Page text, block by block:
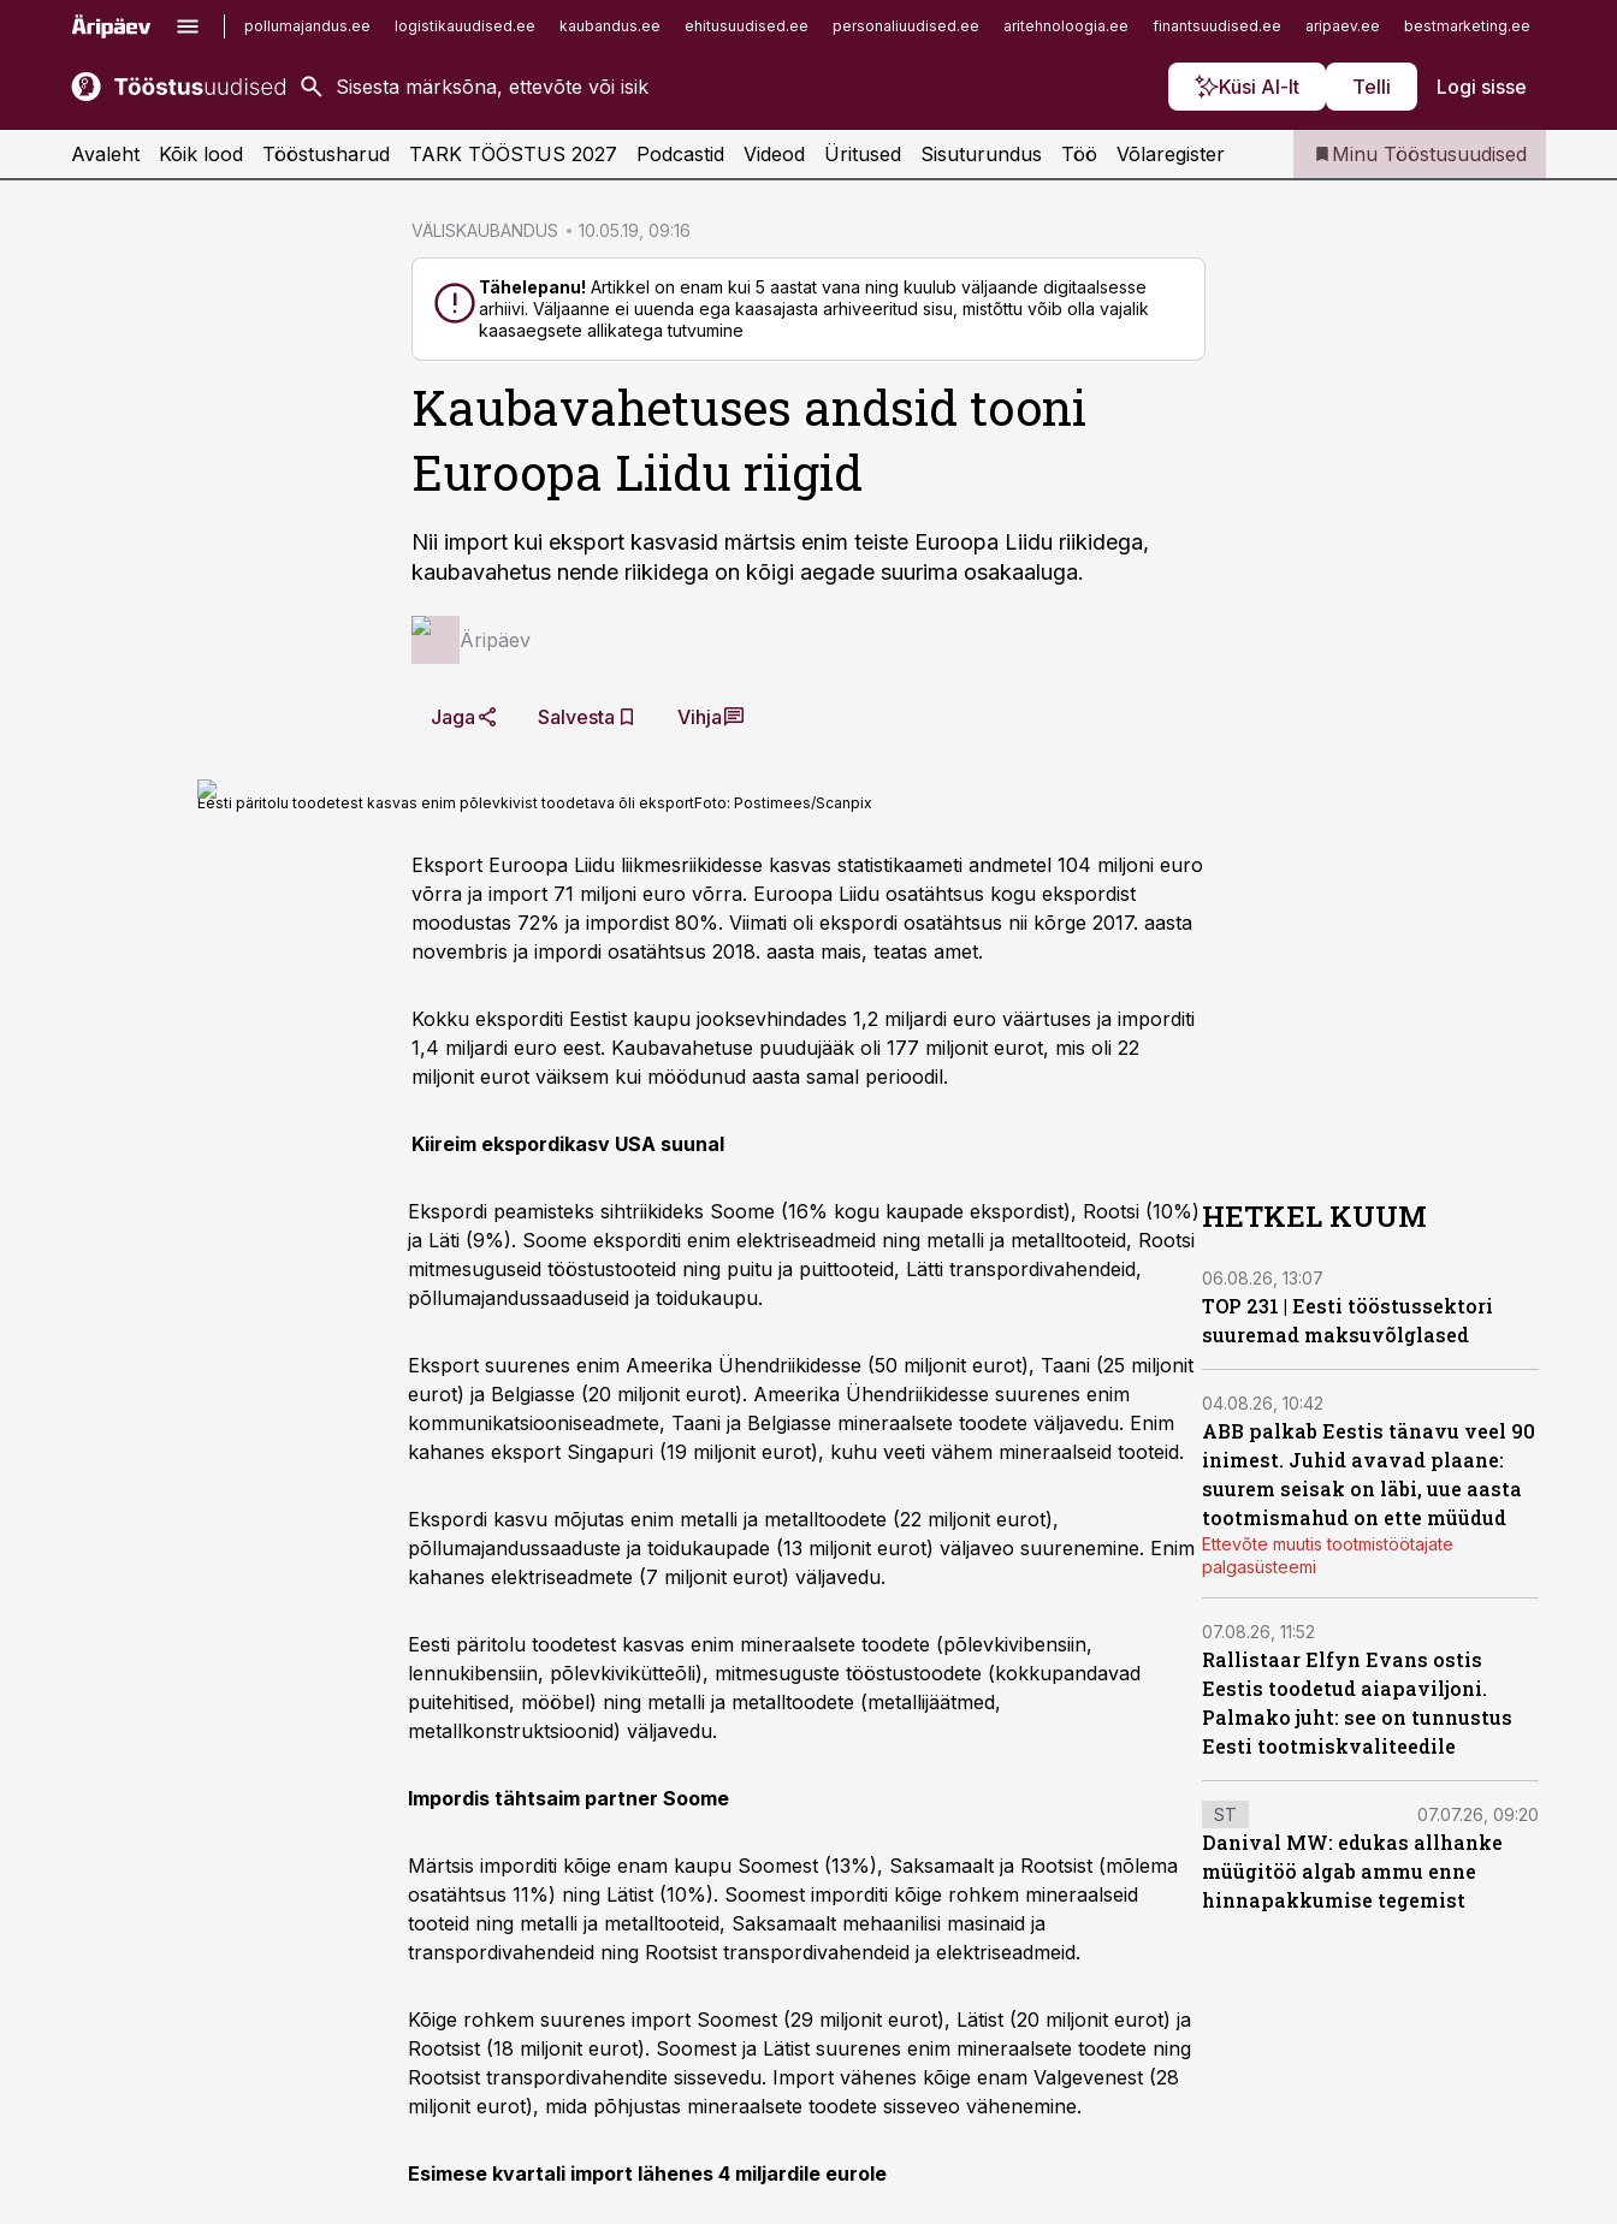
pollumajandus.ee logistikauudised.ee kaubandus.ee ehitusuudised.ee personaliuudised.ee aritehnoloogia.ee finantsuudised.ee aripaev.ee bestmarketing.ee
Küsi AI-lt Telli Logi sisse
kaubandus.ee
kinnisvarauudised.ee
imelineajalugu.ee
Infopank
Iseteenindus
Telli Tööstusuudised
Avaleht Kõik lood Tööstusharud TARK TÖÖSTUS 2027 Podcastid Videod Üritused Sisuturundus Töö Võlaregister Minu Tööstusuudised
VÄLISKAUBANDUS 10.05.19, 09:16
Tähelepanu! Artikkel on enam kui 5 aastat vana ning kuulub väljaande digitaalsesse
arhiivi. Väljaanne ei uuenda ega kaasajasta arhiveeritud sisu, mistõttu võib olla vajalik
kaasaegsete allikatega tutvumine
Kaubavahetuses andsid tooni
Euroopa Liidu riigid
Nii import kui eksport kasvasid märtsis enim teiste Euroopa Liidu riikidega,
kaubavahetus nende riikidega on kõigi aegade suurima osakaaluga.
Äripäev
Jaga Salvesta Vihja
Eesti päritolu toodetest kasvas enim põlevkivist toodetava õli eksportFoto: Postimees/Scanpix
Eksport Euroopa Liidu liikmesriikidesse kasvas statistikaameti andmetel 104 miljoni euro
võrra ja import 71 miljoni euro võrra. Euroopa Liidu osatähtsus kogu ekspordist
moodustas 72% ja impordist 80%. Viimati oli ekspordi osatähtsus nii kõrge 2017. aasta
novembris ja impordi osatähtsus 2018. aasta mais, teatas amet.
Kokku eksporditi Eestist kaupu jooksevhindades 1,2 miljardi euro väärtuses ja imporditi
1,4 miljardi euro eest. Kaubavahetuse puudujääk oli 177 miljonit eurot, mis oli 22
miljonit eurot väiksem kui möödunud aasta samal perioodil.
Kiireim ekspordikasv USA suunal
Ekspordi peamisteks sihtriikideks Soome (16% kogu kaupade ekspordist), Rootsi (10%)
ja Läti (9%). Soome eksporditi enim elektriseadmeid ning metalli ja metalltooteid, Rootsi
mitmesuguseid tööstustooteid ning puitu ja puittooteid, Lätti transpordivahendeid,
põllumajandussaaduseid ja toidukaupu.
Eksport suurenes enim Ameerika Ühendriikidesse (50 miljonit eurot), Taani (25 miljonit
eurot) ja Belgiasse (20 miljonit eurot). Ameerika Ühendriikidesse suurenes enim
kommunikatsiooniseadmete, Taani ja Belgiasse mineraalsete toodete väljavedu. Enim
kahanes eksport Singapuri (19 miljonit eurot), kuhu veeti vähem mineraalseid tooteid.
Ekspordi kasvu mõjutas enim metalli ja metalltoodete (22 miljonit eurot),
põllumajandussaaduste ja toidukaupade (13 miljonit eurot) väljaveo suurenemine. Enim
kahanes elektriseadmete (7 miljonit eurot) väljavedu.
Eesti päritolu toodetest kasvas enim mineraalsete toodete (põlevkivibensiin,
lennukibensiin, põlevkivikütteõli), mitmesuguste tööstustoodete (kokkupandavad
puitehitised, mööbel) ning metalli ja metalltoodete (metallijäätmed,
metallkonstruktsioonid) väljavedu.
Impordis tähtsaim partner Soome
Märtsis imporditi kõige enam kaupu Soomest (13%), Saksamaalt ja Rootsist (mõlema
osatähtsus 11%) ning Lätist (10%). Soomest imporditi kõige rohkem mineraalseid
tooteid ning metalli ja metalltooteid, Saksamaalt mehaanilisi masinaid ja
transpordivahendeid ning Rootsist transpordivahendeid ja elektriseadmeid.
Kõige rohkem suurenes import Soomest (29 miljonit eurot), Lätist (20 miljonit eurot) ja
Rootsist (18 miljonit eurot). Soomest ja Lätist suurenes enim mineraalsete toodete ning
Rootsist transpordivahendite sissevedu. Import vähenes kõige enam Valgevenest (28
miljonit eurot), mida põhjustas mineraalsete toodete sisseveo vähenemine.
Esimese kvartali import lähenes 4 miljardile eurole
HETKEL KUUM
06.08.26, 13:07
TOP 231 | Eesti tööstussektori
suuremad maksuvõlglased
04.08.26, 10:42
ABB palkab Eestis tänavu veel 90
inimest. Juhid avavad plaane:
suurem seisak on läbi, uue aasta
tootmismahud on ette müüdud
Ettevõte muutis tootmistöötajate
palgasüsteemi
07.08.26, 11:52
Rallistaar Elfyn Evans ostis
Eestis toodetud aiapaviljoni.
Palmako juht: see on tunnustus
Eesti tootmiskvaliteedile
ST 07.07.26, 09:20
Danival MW: edukas allhanke
müügitöö algab ammu enne
hinnapakkumise tegemist